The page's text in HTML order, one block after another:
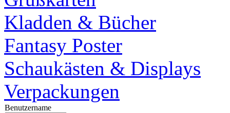
Kladden & Bücher
Fantasy Poster
Schaukästen & Displays
Verpackungen
Benutzername